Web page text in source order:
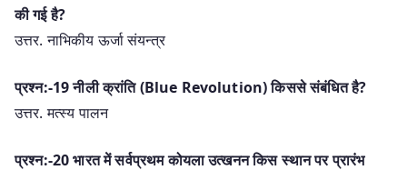
की गई है?
उत्तर. नाभिकीय ऊर्जा संयन्त्र
प्रश्न:-19 नीली क्रांति (Blue Revolution) किससे संबंधित है?
उत्तर. मत्स्य पालन
प्रश्न:-20 भारत में सर्वप्रथम कोयला उत्खनन किस स्थान पर प्रारंभ